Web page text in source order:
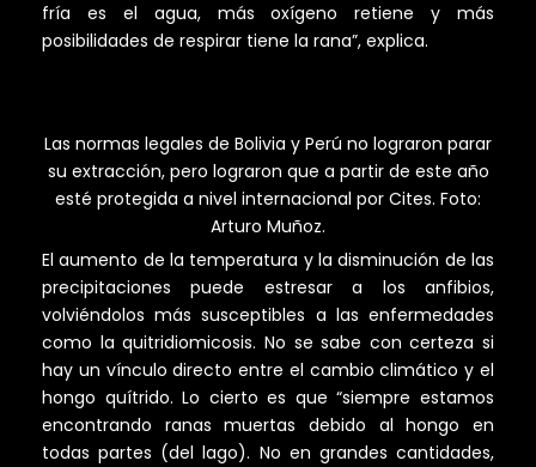
fría es el agua, más oxígeno retiene y más
posibilidades de respirar tiene la rana”, explica.
Las normas legales de Bolivia y Perú no lograron parar
su extracción, pero lograron que a partir de este año
esté protegida a nivel internacional por Cites. Foto:
Arturo Muñoz.
El aumento de la temperatura y la disminución de las
precipitaciones puede estresar a los anfibios,
volviéndolos más susceptibles a las enfermedades
como la quitridiomicosis. No se sabe con certeza si
hay un vínculo directo entre el cambio climático y el
hongo quítrido. Lo cierto es que “siempre estamos
encontrando ranas muertas debido al hongo en
todas partes (del lago). No en grandes cantidades,